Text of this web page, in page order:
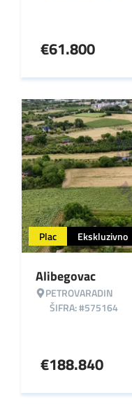
€61.800
Plac Ekskluzivno
Alibegovac
PETROVARADIN
ŠIFRA: #575164
€188.840